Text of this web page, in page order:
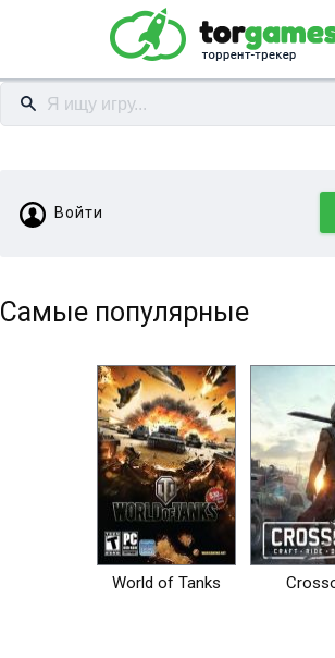
Войти
Самые популярные
World of Tanks